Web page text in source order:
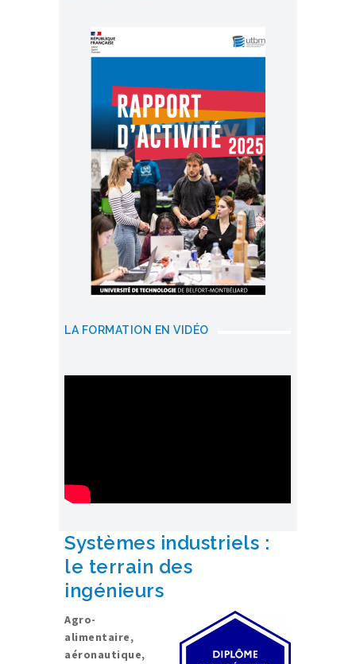
LA FORMATION EN VIDÉO
Systèmes industriels :
le terrain des
ingénieurs
Agro-
alimentaire,
aéronautique,